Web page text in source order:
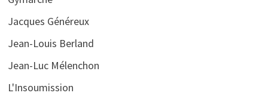
Jacques Généreux
Jean-Louis Berland
Jean-Luc Mélenchon
L'Insoumission